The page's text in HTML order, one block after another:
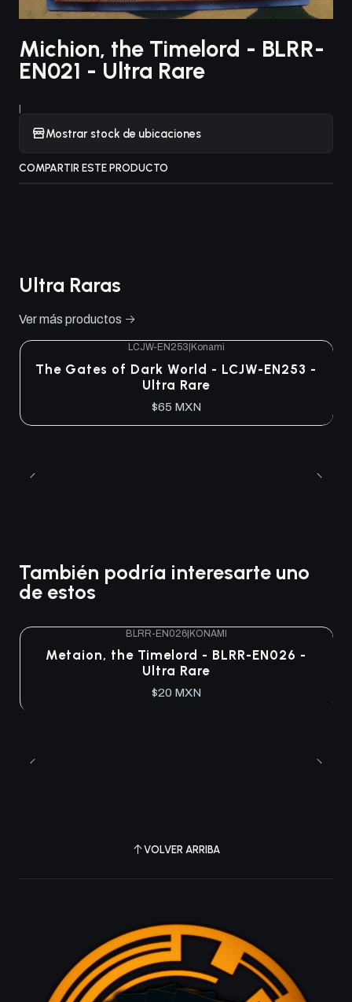
Michion, the Timelord - BLRR-
EN021 - Ultra Rare
|
Mostrar stock de ubicaciones
COMPARTIR ESTE PRODUCTO
Ultra Raras
Ver más productos
LCJW-EN253 Konami
The Gates of Dark World - LCJW-EN253 -
Ultra Rare
$65 MXN
También podría interesarte uno
de estos
Agotado
BLRR-EN026|KONAMI
Metaion, the Timelord - BLRR-EN026 -
Ultra Rare
$20 MXN
VOLVER ARRIBA